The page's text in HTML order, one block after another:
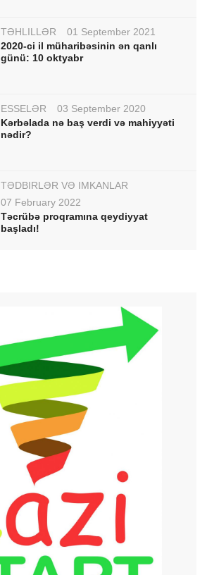
TƏHLİLLƏR
01 September 2021
2020-ci il müharibəsinin ən qanlı
günü: 10 oktyabr
ESSELƏR
03 September 2020
Kərbəlada nə baş verdi və mahiyyəti
nədir?
TƏDBİRLƏR VƏ İMKANLAR
07 February 2022
Təcrübə proqramına qeydiyyat
başladı!